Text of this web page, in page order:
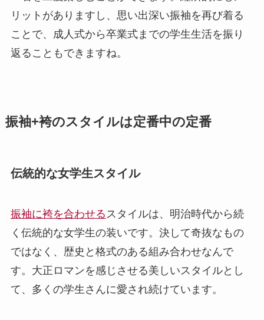
リットがありますし、思い出深い振袖を再び着る
ことで、成人式から卒業式までの学生生活を振り
返ることもできますね。
振袖+袴のスタイルは定番中の定番
伝統的な女学生スタイル
振袖に袴を合わせるスタイルは、明治時代から続
く伝統的な女学生の装いです。決して奇抜なもの
ではなく、歴史と格式のある組み合わせなんで
す。大正ロマンを感じさせる美しいスタイルとし
て、多くの学生さんに愛され続けています。